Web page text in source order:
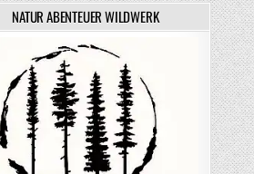
NATUR ABENTEUER WILDWERK